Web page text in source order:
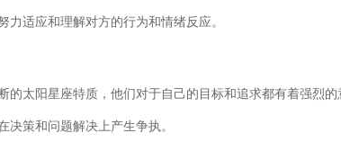
适应和理解对方的行为和情绪反应。
的太阳星座特质，他们对于自己的目标和追求都有着强烈
策和问题解决上产生争执。